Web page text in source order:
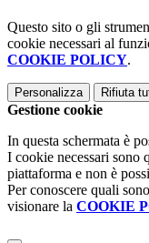
Questo sito o gli
cookie necessari al
COOKIE POLICY.
Personalizza Rifiuta
Gestione cookie
In questa schermata è
I cookie necessari sono
piattaforma e non è
Per conoscere quali
visionare la COOKIE